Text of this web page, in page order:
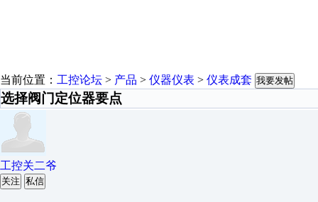
当前位置： 工控论坛 > 产品 > 仪器仪表 > 仪表成套 我要发帖
选择阀门定位器要点
工控关二爷
关注 私信